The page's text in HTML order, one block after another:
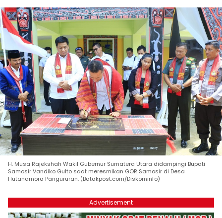
H. Musa Rajekshah Wakil Gubernur Sumatera Utara didampingi Bupati
Samosir Vandiko Gulto saat meresmikan GOR Samosir di Desa
Hutanamora Pangururan. (Batakpost.com/Diskominfo)
Advertisement